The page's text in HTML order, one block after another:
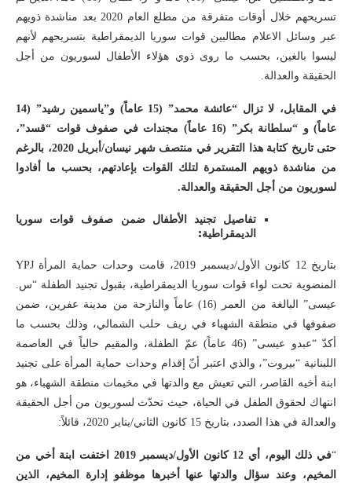
تسريحهم خلال أوقات متفرقة من مطلع العام 2020 بعد مناشدة ذويهم
عبر وسائل الاعلام مطالبين قوات سوريا الديمقراطية بتسريحهم لأنهم
ليسوا بالغين، بحسب ما روى ذوي هؤلاء الأطفال لسوريون من أجل
الحقيقة والعدالة.
في المقابل، لا تزال “عائشة محمد” (15 عاماً) و”ياسمين رشيد” (14
عاماً) و “سلطانة بكر” (16 عاماً) مجندات في صفوف قوات “قسد”،
حتى تاريخ كتابة هذا التقرير في منتصف شهر نيسان/أبريل 2020، بالرغم
من مناشدة ذويهم المستمرة لتلك القوات بإعادتهم، بحسب ما أفادوا
لسوريون من أجل الحقيقة والعدالة.
تفاصيل تجنيد الأطفال ضمن صفوف قوات سوريا
الديمقراطية:
بتاريخ 12 كانون الأول/ديسمبر 2019، قامت وحدات حماية المرأة YPJ
المنضوية تحت لواء قوات سوريا الديمقراطية، بقبول تجنيد الطفلة “س.
عيسى” البالغة من العمر (16) عاماً والنازحة من مدينة عفرين، ضمن
صفوفها في منطقة الشهباء في ريف حلب الشمالي، وذلك بحسب ما
أكدّ “عبدو عيسى” (46 عاماً) عمّ الطفلة، والمقيم حالياً في العاصمة
اللبنانية “بيروت”، والذي اعتبر أنّ إقدام وحدات حماية المرأة على تجنيد
ابنة أخيه القاصر، التي تعيش مع والدتها في مخيمات منطقة الشهباء، هو
انتهاك لحقوق الطفل في الحياة، حيث تحدّث لسوريون من أجل الحقيقة
والعدالة في هذا الصدد، بتاريخ 15 كانون الثاني/يناير 2020، قائلاً:
“
في ذلك اليوم، أي 12 كانون الأول/ديسمبر 2019 اختفت ابنة أخي من
المخيم، وعند سؤال والدتها عنها أخبرها موظفو إدارة المخيم، الذين